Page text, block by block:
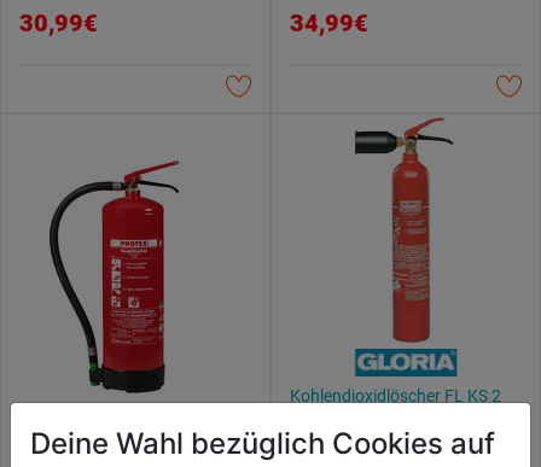
30,99€ 34,99€
Kohlendioxidlöscher FL KS 2
Deine Wahl bezüglich Cookies auf